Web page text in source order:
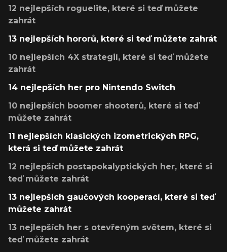
12 nejlepších roguelite, které si teď můžete
zahrát
13 nejlepších hororů, které si teď můžete zahrát
10 nejlepších 4X strategií, které si teď můžete
zahrát
14 nejlepších her pro Nintendo Switch
10 nejlepších boomer shooterů, které si teď
můžete zahrát
11 nejlepších klasických izometrických RPG,
která si teď můžete zahrát
12 nejlepších postapokalyptických her, které si
teď můžete zahrát
13 nejlepších gaučových kooperací, které si teď
můžete zahrát
13 nejlepších her s otevřeným světem, které si
teď můžete zahrát